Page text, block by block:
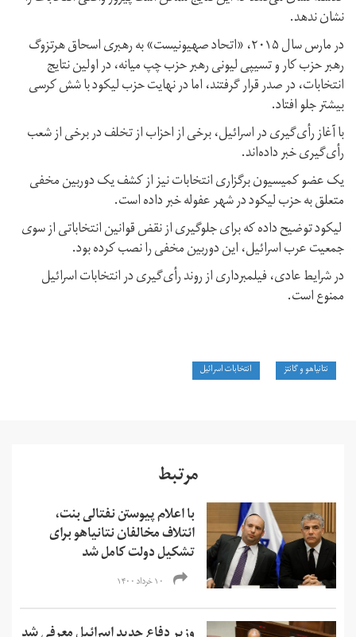
نشان ندهد.
در مارس سال ۲۰۱۵، «اتحاد صهیونیست» به رهبری اسحاق هرتزوگ
رهبر حزب کار و تسیپی لیونی رهبر حزب چپ میانه، در اولین نتایج
انتخابات، در صدر قرار گرفتند، اما در نهایت حزب لیکود با شش کرسی
بیشتر جلو افتاد.
با آغاز رأی‌گیری در اسرائیل، برخی از احزاب از تخلف در برخی از شعب
رأی‌گیری خبر داده‌اند.
یک عضو کمیسیون برگزاری انتخابات نیز از کشف یک دوربین مخفی
متعلق به حزب لیکود در شهر عفوله خبر داده است.
لیکود توضیح داده که برای جلوگیری از نقض قوانین انتخاباتی از سوی
جمعیت عرب اسرائیل، این دوربین مخفی را نصب کرده بود.
در شرایط عادی، فیلمبرداری از روند رأی‌گیری در انتخابات اسرائیل
ممنوع است.
نتانیاهو و گانتز انتخابات اسرائیل
مرتبط
با اعلام پیوستن نفتالی بنت،‌
ائتلاف مخالفان نتانیاهو برای
تشکیل دولت کامل شد
۱۰ خرداد ۱۴۰۰